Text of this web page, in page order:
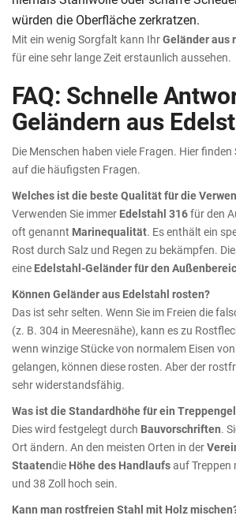
würden die Oberfläche zerkratzen.
Mit ein wenig Sorgfalt kann IhrGeländer aus
für eine sehr lange Zeit erstaunlich aussehen.
FAQ: Schnelle
Geländern aus
Die Menschen haben viele Fragen. Hier
auf die häufigsten Fragen.
Welches ist die beste Qualität für die
Verwenden Sie immer Edelstahl 316für den
oft genannt Marinequalität. Es enthält ein
Rost durch Salz und Regen zu bekämpfen.
eine Edelstahl-Geländer für den
Können Geländer aus Edelstahl rosten?
Das ist sehr selten. Wenn Sie im Freien die
(z. B. 304 in Meeresnähe), kann es zu
wenn winzige Stücke von normalem Eisen
gelangen, können diese rosten. Aber der
sehr widerstandsfähig.
Was ist die Standardhöhe für ein
Dies wird festgelegt durch Bauvorschriften.
Ort ändern. An den meisten Orten in der
Staatendie Höhe des Handlaufsauf Treppen
und 38 Zoll hoch sein.
Kann man rostfreien Stahl mit Holz